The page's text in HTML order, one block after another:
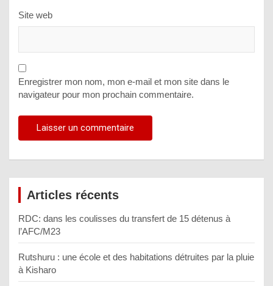
Site web
Enregistrer mon nom, mon e-mail et mon site dans le
navigateur pour mon prochain commentaire.
Articles récents
RDC: dans les coulisses du transfert de 15 détenus à
l’AFC/M23
Rutshuru : une école et des habitations détruites par la pluie
à Kisharo